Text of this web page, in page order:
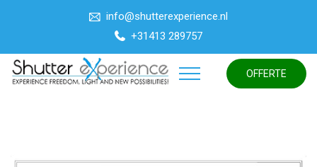
info@shutterexperience.nl
+31413 289757
OFFERTE